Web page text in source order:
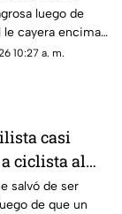
luego de
le cayera encima
tormenta
10:27 a. m.
casi
ciclista al
de la
Guadalajara
salvó de ser
de que un